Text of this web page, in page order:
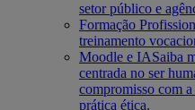
setor público e
Formação
treinamento
Moodle e IASaiba
centrada no ser
compromisso com
prática ética.